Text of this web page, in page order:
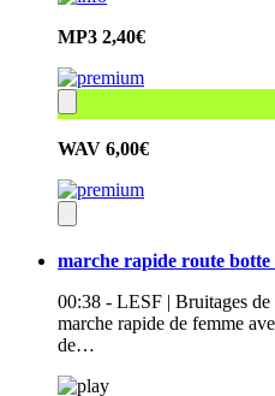
MP3 2,40€
WAV 6,00€
marche rapide route botte
00:38 - LESF | Bruitages
marche rapide de femme
de…